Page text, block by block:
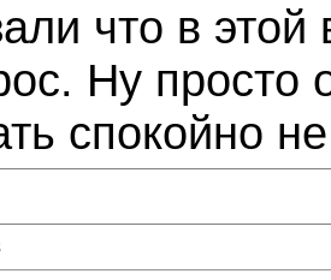
что в этой
Ну просто
спокойно